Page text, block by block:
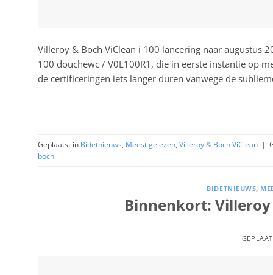
Villeroy & Boch ViClean i 100 lancering naar augustus
100 douchewc / V0E100R1, die in eerste instantie op
de certificeringen iets langer duren vanwege de
Geplaatst in Bidetnieuws, Meest gelezen, Villeroy & Boch ViClean |
boch
BIDETNIEUWS,
Binnenkort: Villeroy